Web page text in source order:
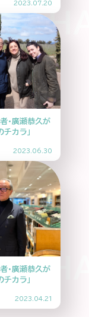
ースリリース
推奨環境
ご利用規約
2023.07.20
・廣瀬恭久が
チカラ」
2023.06.30
・廣瀬恭久が
チカラ」
2023.04.21